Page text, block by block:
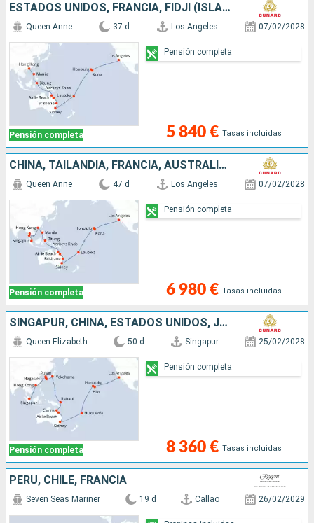
ESTADOS UNIDOS, FRANCIA, FIDJI (ISLAS), AUSTRALIA, INDONESIA, FILIPINAS, CHINA
Pensión completa
Queen Anne 37 d Los Angeles 07/02/2028
5 840 € Tasas incluidas
Pensión completa
CHINA, TAILANDIA, FRANCIA, AUSTRALIA, ESTADOS UNIDOS, FILIPINAS, SINGAPUR, INDONESIA, FIDJI (ISLAS)
Pensión completa
Queen Anne 47 d Los Angeles 07/02/2028
6 980 € Tasas incluidas
Pensión completa
SINGAPUR, CHINA, ESTADOS UNIDOS, JAPÓN, PAPÚA NUEVA GUINEA, AUSTRALIA, TONGA, FRANCIA
Pensión completa
Queen Elizabeth 50 d Singapur 25/02/2028
8 360 € Tasas incluidas
Pensión completa
PERÚ, CHILE, FRANCIA
Seven Seas Mariner 19 d Callao 26/02/2029